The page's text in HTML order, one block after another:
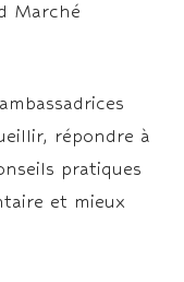
Marché
répondre à
pratiques
et mieux